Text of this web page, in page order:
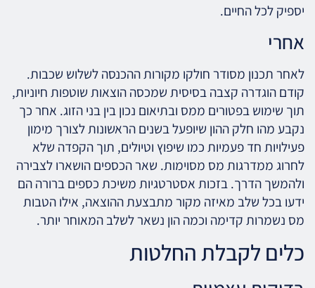
יספיק לכל החיים.
אחרי
לאחר תכנון מסודר חולקו מקורות ההכנסה לשלוש שכבות.
קודם הוגדרה קצבה בסיסית שמכסה הוצאות שוטפות חיוניות,
תוך שימוש בפטורים ממס ובתיאום נכון בין בני הזוג. אחר כך
נקבע מהו חלק ההון שיופעל בשנים הראשונות לצורך מימון
פעילויות חד פעמיות כמו שיפוץ וטיולים, תוך הקפדה שלא
לחרוג ממדרגות מס מסוימות. שאר הכספים הושארו לצבירה
ולהמשך הדרך. בזכות אסטרטגיות משיכת כספים ברורה הם
ידעו בכל שלב מאיזה מקור מתבצעת ההוצאה, אילו הטבות
מס נשמרות קדימה וכמה הון נשאר לשלב המאוחר יותר.
כלים לקבלת החלטות